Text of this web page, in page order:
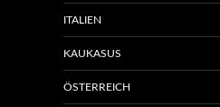
ITALIEN
KAUKASUS
ÖSTERREICH